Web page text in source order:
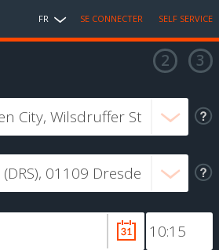
FR SE CONNECTER SELF SERVICE